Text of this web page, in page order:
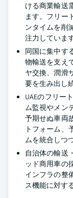
ける商業輸送
ます。フリー
ンタイムを削
注力しています
同国に集中す
物輸送を支え
ヤ交換、潤滑
要を生み出し
UAEのフリー
ム監視やメン
予期せぬ車両
トフォーム、
ムを統合しつ
自治体の輸送
ッド商用車の
インフラの整
ス機能に対す